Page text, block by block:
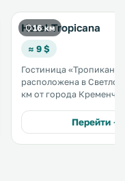
16 км
Hotel Tropicana
≈ 9 $
Гостиница «Тропикана»
расположена в
км от города Кременчуг.
бесплатный Wi-Fi,
ресторан. На территории
предоставляется
Перейти →